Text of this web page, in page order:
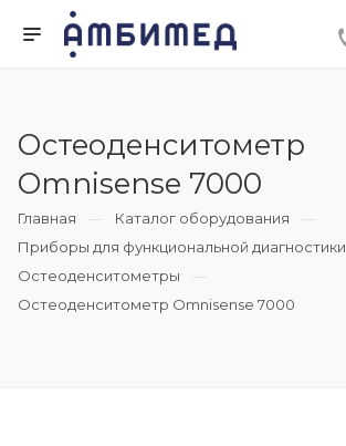
Остеоденситометр
Omnisense 7000
Главная
Каталог оборудования
Приборы для функциональной диагностики
Остеоденситометры
Остеоденситометр Omnisense 7000